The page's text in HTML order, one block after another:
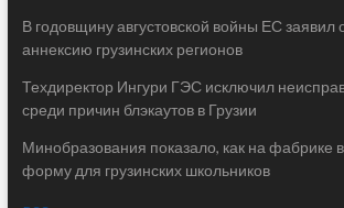
В годовщину августовской войны ЕС заявил
аннексию грузинских регионов
Техдиректор Ингури ГЭС исключил
среди причин блэкаутов в Грузии
Минобразования показало, как на фабрике
форму для грузинских школьников